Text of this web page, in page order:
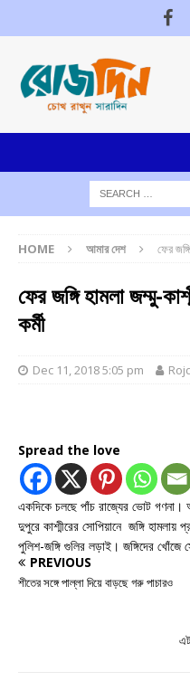
HOME আমার দেশ ফের
ফের জঙ্গি হামলা জম্মু-
কর্মী
Dec 11, 2018 5:05 pm
Spread the love
একদিকে চলছে পাঁচ রাজ্যের ভোট গণনা।
দুপুরে কাশ্মীরের সোপিয়ানে জঙ্গি হামলায়
পুলিশ-জঙ্গি গুলির লড়াই। জঙ্গিদের খোঁজে
PREVIOUS
শীতের সঙ্গে পাল্লা দিয়ে বাড়ছে গরু পাচারও